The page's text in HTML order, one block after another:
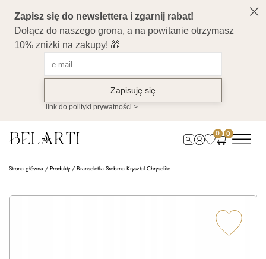
0 0
Strona główna / Produkty/ Bransoletka Srebrna Kryształ Chrysolite